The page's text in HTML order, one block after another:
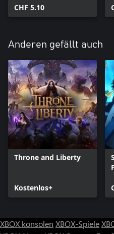
CHF 5.10
Anderen gefällt auch
Throne and Liberty
Kostenlos+
XBOX konsolen XBOX-Spiele